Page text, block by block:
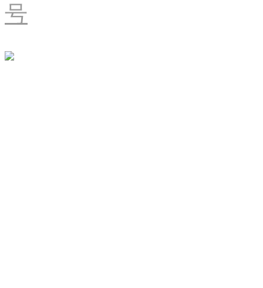
号